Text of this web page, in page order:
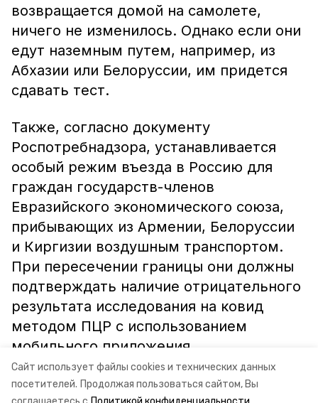
Сайт использует файлы cookies и технических данных
посетителей. Продолжая пользоваться сайтом, Вы
возвращается домой на самолете,
ничего не изменилось. Однако если они
едут наземным путем, например, из
Абхазии или Белоруссии, им придется
сдавать тест.
Также, согласно документу
Роспотребнадзора, устанавливается
особый режим въезда в Россию для
граждан государств-членов
Евразийского экономического союза,
прибывающих из Армении, Белоруссии
и Киргизии воздушным транспортом.
При пересечении границы они должны
подтверждать наличие отрицательного
результата исследования на ковид
методом ПЦР с использованием
мобильного приложения.
Информация: минтуризма СК